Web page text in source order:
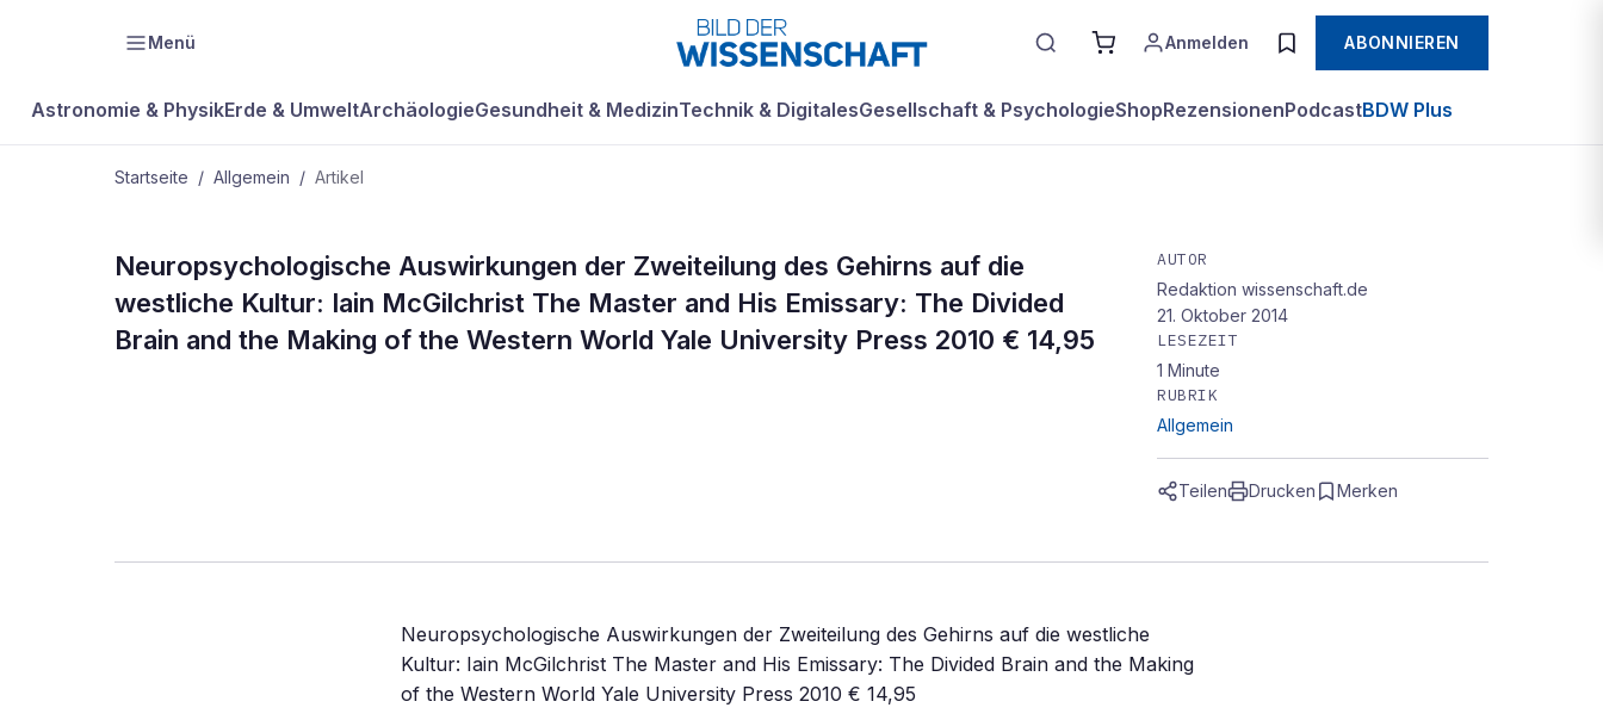
Menü Anmelden ABONNIEREN
Astronomie & PhysikErde & UmweltArchäologieGesundheit & MedizinTechnik & DigitalesGesellschaft & PsychologieShopRezensionenPodcastBDW Plus
Startseite / Allgemein / Artikel
ALLGEMEIN
Mehr zum
Neuropsychologische Auswirkungen der Zweiteilung des Gehirns auf die
westliche Kultur: Iain McGilchrist The Master and His Emissary: The Divided
Brain and the Making of the Western World Yale University Press 2010 € 14,95
AUTOR
Redaktion wissenschaft.de
21. Oktober 2014
LESEZEIT
1 Minute
RUBRIK
Allgemein
Teilen Drucken Merken
Neuropsychologische Auswirkungen der Zweiteilung des Gehirns auf die westliche
Kultur: Iain McGilchrist The Master and His Emissary: The Divided Brain and the Making
of the Western World Yale University Press 2010 € 14,95